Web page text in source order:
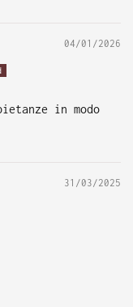
04/01/2026
in modo
31/03/2025